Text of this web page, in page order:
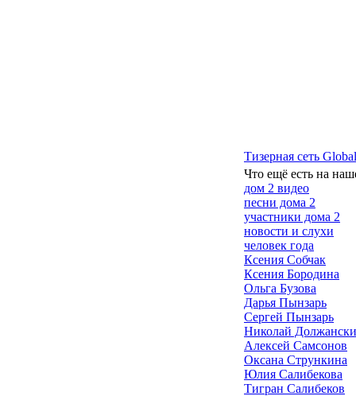
Тизерная сеть
Что ещё есть на
дом 2 видео
песни дома 2
участники дома 2
новости и слухи
человек года
Ксения Собчак
Ксения Бородина
Ольга Бузова
Дарья Пынзарь
Сергей Пынзарь
Николай
Алексей Самсонов
Оксана Стрункина
Юлия Салибекова
Тигран Салибеков